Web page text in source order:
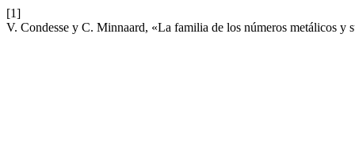
[1]
V. Condesse y C. Minnaard, «La familia de los números metálicos